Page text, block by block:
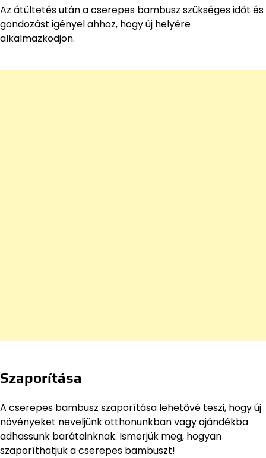
Az átültetés után a cserepes bambusz szükséges időt és
gondozást igényel ahhoz, hogy új helyére
alkalmazkodjon.
Szaporítása
A cserepes bambusz szaporítása lehetővé teszi, hogy új
növényeket neveljünk otthonunkban vagy ajándékba
adhassunk barátainknak. Ismerjük meg, hogyan
szaporíthatjuk a cserepes bambuszt!